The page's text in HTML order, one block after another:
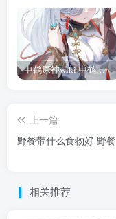
申鹤原神wiki 申鹤诞辰祭
上一篇
野餐带什么食物好 野餐
相关推荐